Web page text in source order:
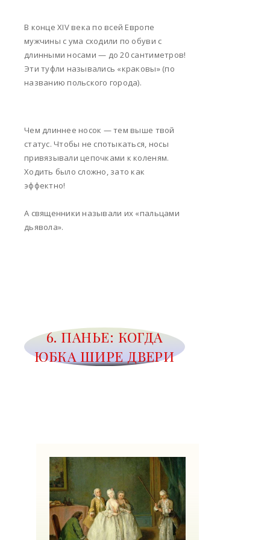
В конце XIV века по всей Европе
мужчины с ума сходили по обуви с
длинными носами — до 20 сантиметров!
Эти туфли назывались «краковы» (по
названию польского города).
Чем длиннее носок — тем выше твой
статус. Чтобы не спотыкаться, носы
привязывали цепочками к коленям.
Ходить было сложно, зато как
эффектно!
А священники называли их «пальцами
дьявола».
6. ПАНЬЕ: КОГДА
ЮБКА ШИРЕ ДВЕРИ